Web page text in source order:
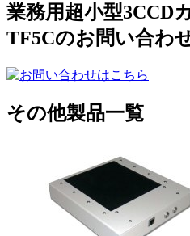
業務用超小型3CCD
TF5Cのお問い合わ
その他製品一覧